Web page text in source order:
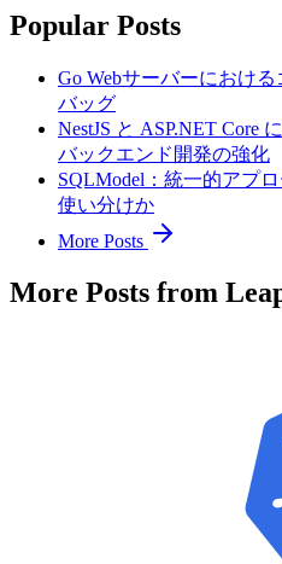
Popular Posts
Go Webサーバーにおけ
バッグ
NestJS と ASP.NET Core
バックエンド開発の強化
SQLModel：統一的アプ
使い分けか
More Posts
More Posts from